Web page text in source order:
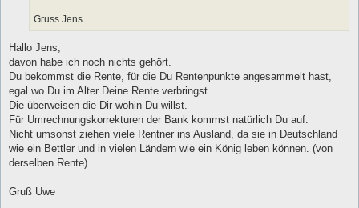
Gruss Jens
Hallo Jens,
davon habe ich noch nichts gehört.
Du bekommst die Rente, für die Du Rentenpunkte angesammelt hast,
egal wo Du im Alter Deine Rente verbringst.
Die überweisen die Dir wohin Du willst.
Für Umrechnungskorrekturen der Bank kommst natürlich Du auf.
Nicht umsonst ziehen viele Rentner ins Ausland, da sie in Deutschland
wie ein Bettler und in vielen Ländern wie ein König leben können. (von
derselben Rente)
Gruß Uwe